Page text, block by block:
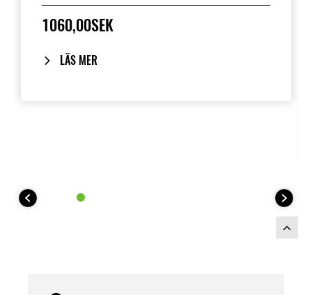
1060,00SEK
LÄS MER